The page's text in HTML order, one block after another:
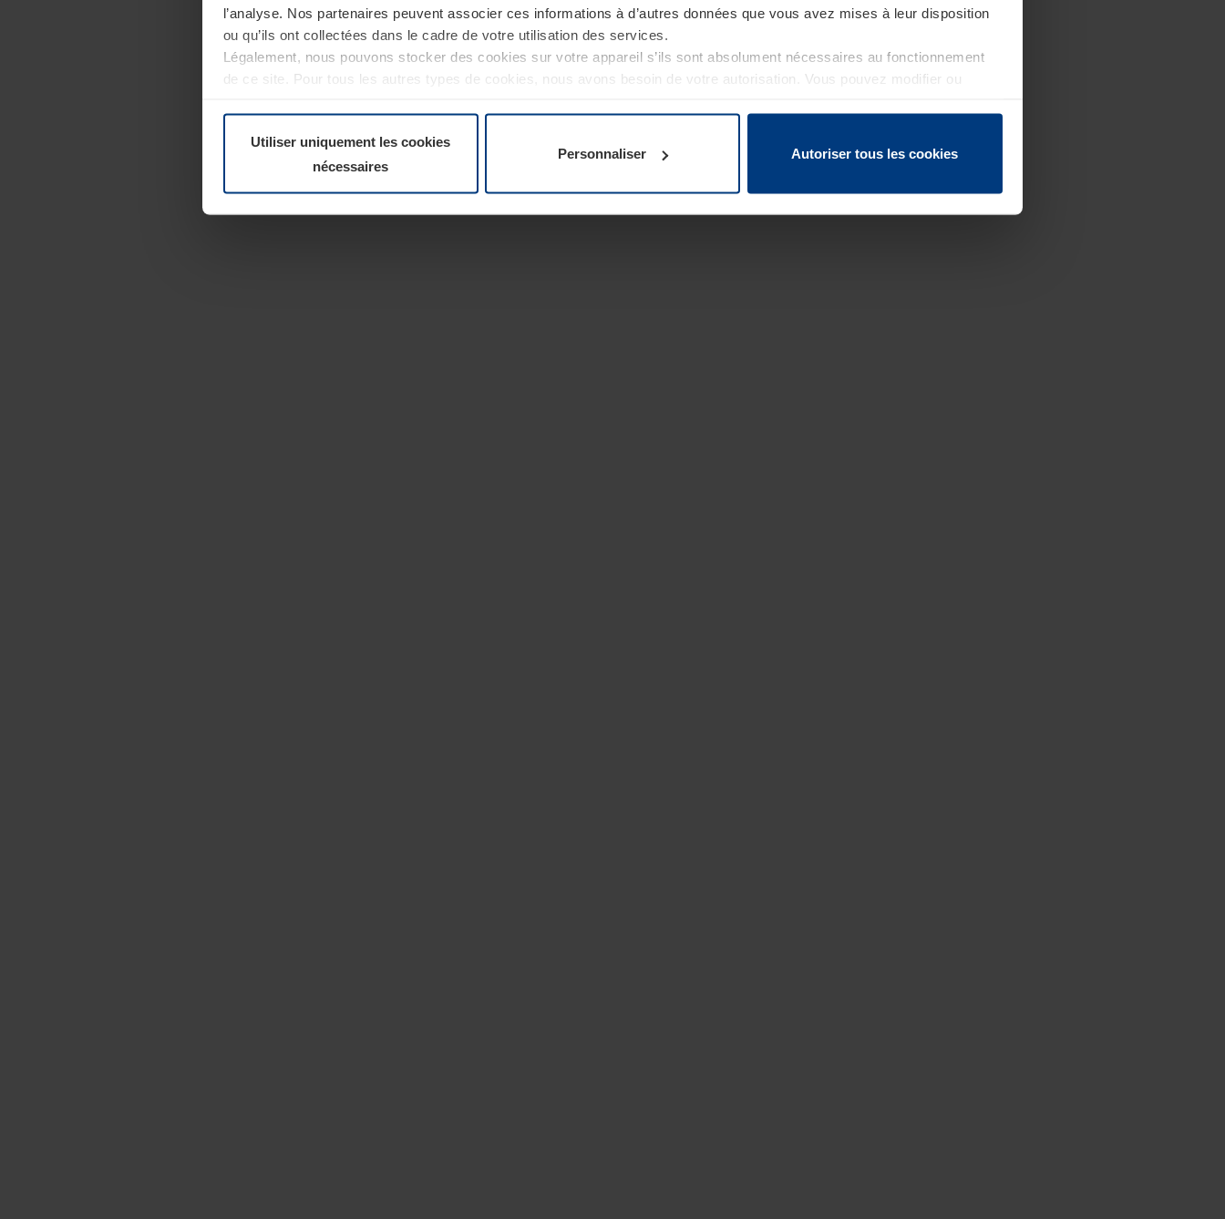
l’analyse. Nos partenaires peuvent associer ces informations à d’autres données que vous avez mises à leur disposition
ou qu’ils ont collectées dans le cadre de votre utilisation des services.
Légalement, nous pouvons stocker des cookies sur votre appareil s’ils sont absolument nécessaires au fonctionnement
de ce site. Pour tous les autres types de cookies, nous avons besoin de votre autorisation. Vous pouvez modifier ou
Utiliser uniquement les cookies
nécessaires
Personnaliser Autoriser tous les cookies